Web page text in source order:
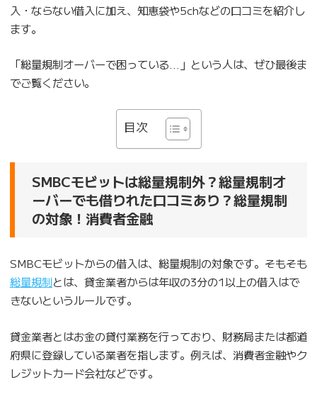
入・ならない借入に加え、知恵袋や5chなどの口コミを紹介し
ます。
「総量規制オーバーで困っている…」という人は、ぜひ最後ま
でご覧ください。
目次
SMBCモビットは総量規制外？総量規制オ
ーバーでも借りれた口コミあり？総量規制
の対象！消費者金融
SMBCモビットからの借入は、総量規制の対象です。そもそも
総量規制とは、貸金業者からは年収の3分の1以上の借入はで
きないというルールです。
貸金業者とはお金の貸付業務を行っており、財務局または都道
府県に登録している業者を指します。例えば、消費者金融やク
レジットカード会社などです。